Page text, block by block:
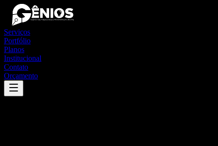
Serviços
Portfólio
Planos
Institucional
Contato
Orçamento